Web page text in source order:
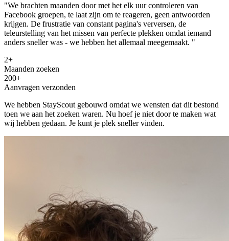
"We brachten maanden door met het elk uur controleren van
Facebook groepen, te laat zijn om te reageren, geen antwoorden
krijgen. De frustratie van constant pagina's verversen, de
teleurstelling van het missen van perfecte plekken omdat iemand
anders sneller was - we hebben het allemaal meegemaakt. "
2+
Maanden zoeken
200+
Aanvragen verzonden
We hebben StayScout gebouwd omdat we wensten dat dit bestond
toen we aan het zoeken waren. Nu hoef je niet door te maken wat
wij hebben gedaan. Je kunt je plek sneller vinden.